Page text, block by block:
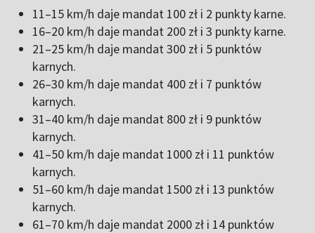
11–15 km/h daje mandat 100 zł i 2 punkty karne.
16–20 km/h daje mandat 200 zł i 3 punkty karne.
21–25 km/h daje mandat 300 zł i 5 punktów
karnych.
26–30 km/h daje mandat 400 zł i 7 punktów
karnych.
31–40 km/h daje mandat 800 zł i 9 punktów
karnych.
41–50 km/h daje mandat 1000 zł i 11 punktów
karnych.
51–60 km/h daje mandat 1500 zł i 13 punktów
karnych.
61–70 km/h daje mandat 2000 zł i 14 punktów